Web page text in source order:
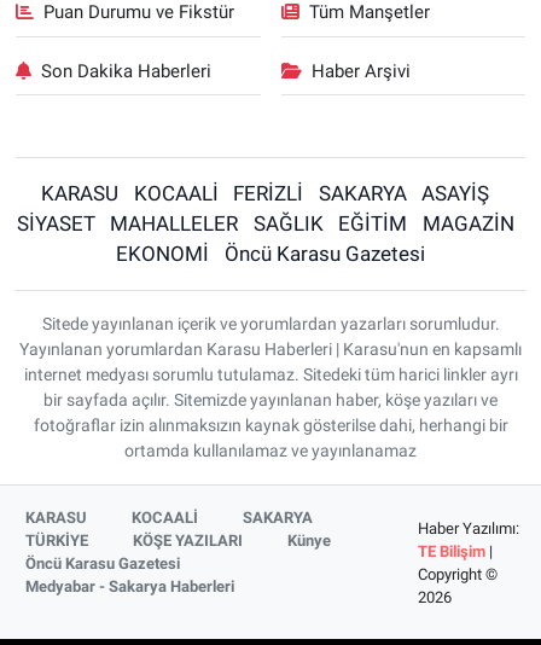
Puan Durumu ve Fikstür Tüm Manşetler
Son Dakika Haberleri Haber Arşivi
KARASU KOCAALİ FERİZLİ SAKARYA
ASAYİŞ
SİYASET
MAHALLELER SAĞLIK EĞİTİM
MAGAZİN
EKONOMİ
Öncü Karasu Gazetesi
Sitede yayınlanan içerik ve yorumlardan yazarları sorumludur.
Yayınlanan yorumlardan Karasu Haberleri | Karasu'nun en kapsamlı
internet medyası sorumlu tutulamaz. Sitedeki tüm harici linkler ayrı
bir sayfada açılır. Sitemizde yayınlanan haber, köşe yazıları ve
fotoğraflar izin alınmaksızın kaynak gösterilse dahi, herhangi bir
ortamda kullanılamaz ve yayınlanamaz
KARASU KOCAALİ
SAKARYA
TÜRKİYE
KÖŞE YAZILARI
Künye
Öncü Karasu Gazetesi
Medyabar - Sakarya Haberleri
Haber Yazılımı:
TE Bilişim|
Copyright ©
2026